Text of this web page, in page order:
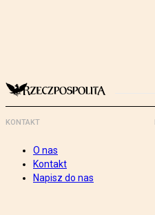
KONTAKT
O nas
Kontakt
Napisz do nas